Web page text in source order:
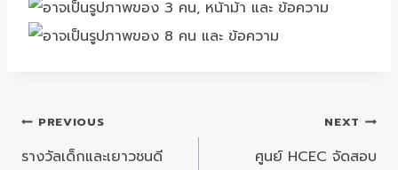
แนะแนว
เรื่อง
PREVIOUS
รางวัลเด็กและเยาวชนดี
NEXT
ศูนย์ HCEC จัดสอบ